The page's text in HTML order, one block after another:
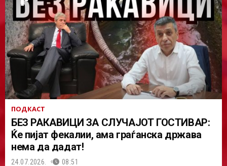
ПОДКАСТ
БЕЗ РАКАВИЦИ ЗА СЛУЧАЈОТ ГОСТИВАР:
Ќе пијат фекалии, ама граѓанска држава
нема да дадат!
24.07.2026. 08:51